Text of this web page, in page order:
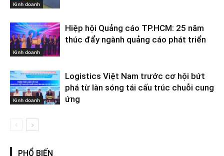
Kinh doanh
Kinh doanh
Hiệp hội Quảng cáo TP.HCM: 25 năm
thúc đẩy ngành quảng cáo phát triển
Kinh doanh
Logistics Việt Nam trước cơ hội bứt
phá từ làn sóng tái cấu trúc chuỗi cung
ứng
PHỔ BIẾN